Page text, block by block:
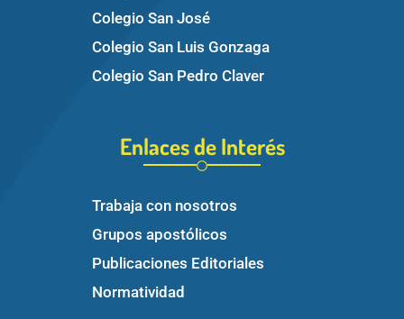
Colegio San José
Colegio San Luis Gonzaga
Colegio San Pedro Claver
Enlaces de Interés
Trabaja con nosotros
Grupos apostólicos
Publicaciones Editoriales
Normatividad